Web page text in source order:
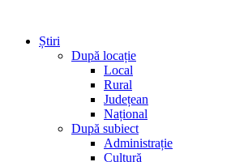
Știri
După locație
Local
Rural
Județean
Național
După subiect
Administrație
Cultură